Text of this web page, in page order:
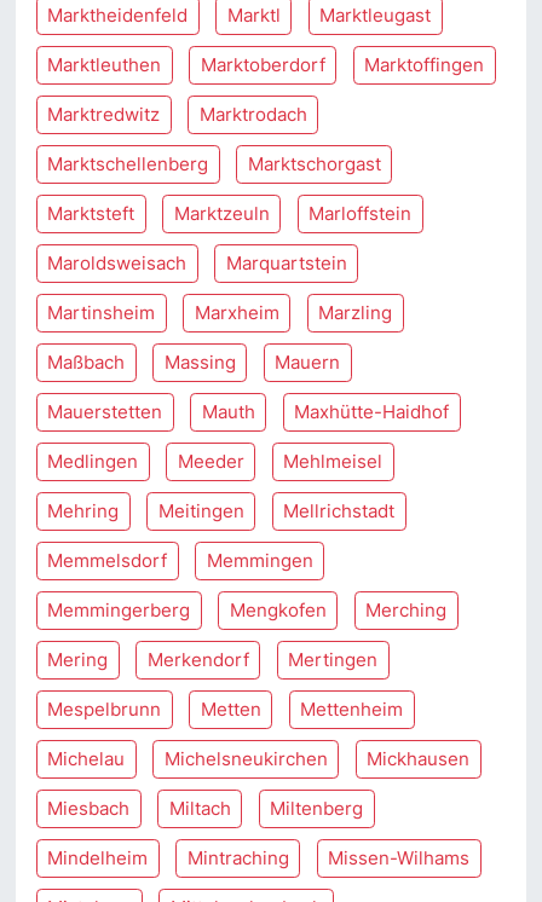
Marktheidenfeld Marktl Marktleugast
Marktleuthen Marktoberdorf Marktoffingen
Marktredwitz Marktrodach
Marktschellenberg Marktschorgast
Marktsteft Marktzeuln Marloffstein
Maroldsweisach Marquartstein
Martinsheim Marxheim Marzling
Maßbach Massing Mauern
Mauerstetten Mauth Maxhütte-Haidhof
Medlingen Meeder Mehlmeisel
Mehring Meitingen Mellrichstadt
Memmelsdorf Memmingen
Memmingerberg Mengkofen Merching
Mering Merkendorf Mertingen
Mespelbrunn Metten Mettenheim
Michelau Michelsneukirchen Mickhausen
Miesbach Miltach Miltenberg
Mindelheim Mintraching Missen-Wilhams